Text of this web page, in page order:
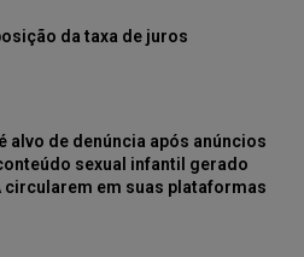
da taxa de juros
alvo de denúncia após anúncios
sexual infantil gerado
circularem em suas plataformas